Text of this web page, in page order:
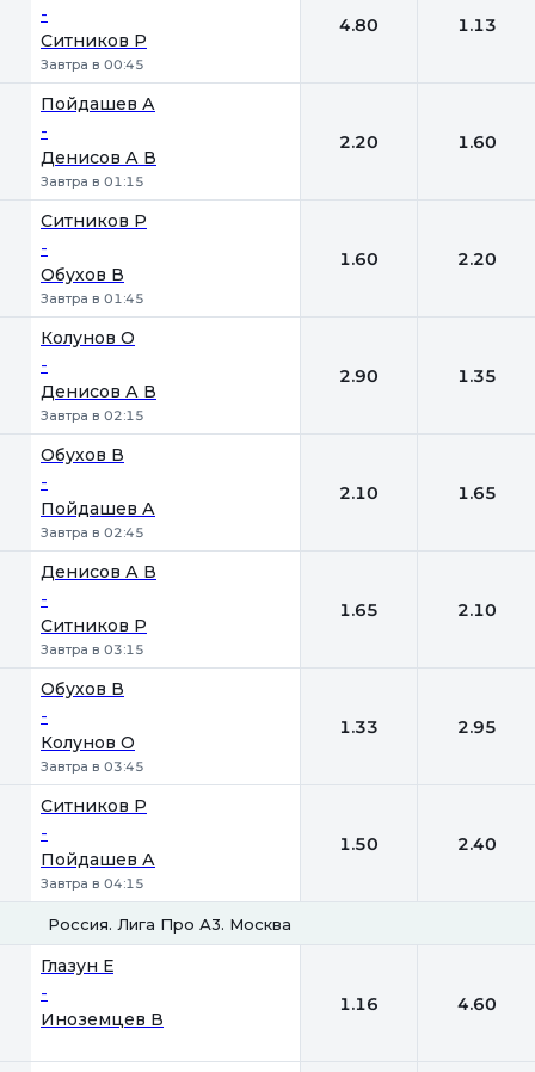
-
Ситников Р
Завтра в 00:45
4.80 1.13
Пойдашев А
-
Денисов А В
Завтра в 01:15
2.20 1.60
Ситников Р
-
Обухов В
Завтра в 01:45
1.60 2.20
Колунов О
-
Денисов А В
Завтра в 02:15
2.90 1.35
Обухов В
-
Пойдашев А
Завтра в 02:45
2.10 1.65
Денисов А В
-
Ситников Р
Завтра в 03:15
1.65 2.10
Обухов В
-
Колунов О
Завтра в 03:45
1.33 2.95
Ситников Р
-
Пойдашев А
Завтра в 04:15
1.50 2.40
Россия. Лига Про А3. Москва
Глазун Е
-
Иноземцев В
1.16 4.60